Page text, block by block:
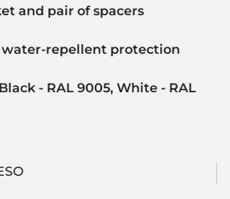
and pair of spacers
repellent protection
Black - RAL 9005, White - RAL